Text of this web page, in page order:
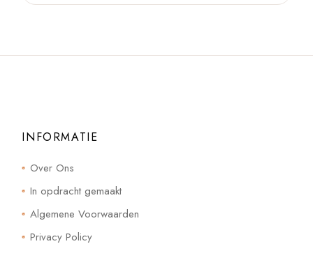
INFORMATIE
Over Ons
In opdracht gemaakt
Algemene Voorwaarden
Privacy Policy